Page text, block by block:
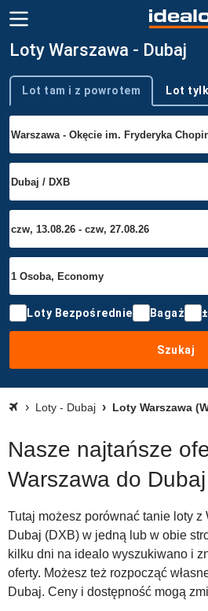
Loty Warszawa - Dubaj
Typ podróży
Lot tam i z powrotem Lot
Loty Bezpośrednie Bagaż
Szukaj
Loty - Dubaj Loty Warszawa
Nasze najtańsze
Warszawa do Dubaj
Tutaj możesz porównać tanie loty z
Dubaj (DXB) w jedną lub w obie
kilku dni na idealo wyszukiwano i
oferty. Możesz też rozpocząć
Dubaj. Ceny i dostępność mogą